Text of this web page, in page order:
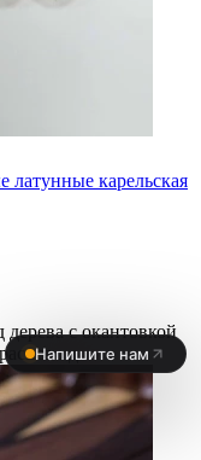
карельская
с окантовкой
д..